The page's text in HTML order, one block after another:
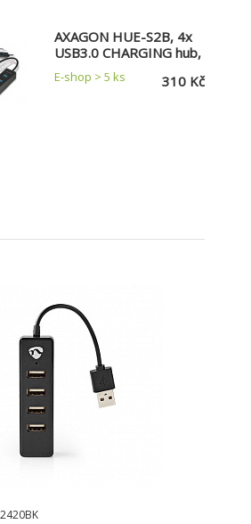
AXAGON HUE-S2B, 4x
USB3.0 CHARGING hub,
micro USB nap. konektor
E-shop > 5 ks 310 Kč